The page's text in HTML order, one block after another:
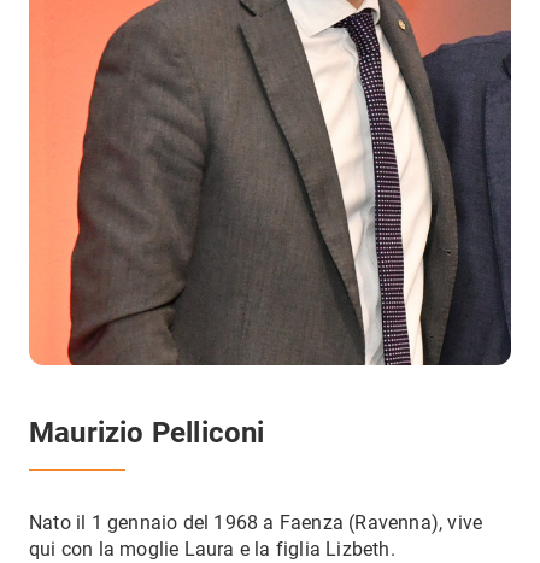
Maurizio Pelliconi
Nato il 1 gennaio del 1968 a Faenza (Ravenna), vive
qui con la moglie Laura e la figlia Lizbeth.